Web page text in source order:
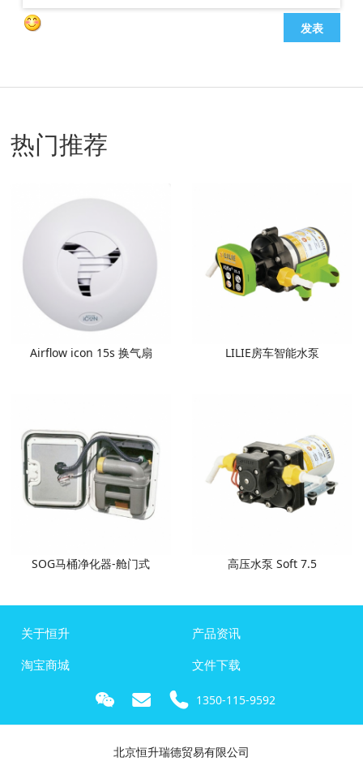
发表
热门推荐
Airflow icon 15s 换气扇 LILIE房车智能水泵
SOG马桶净化器-舱门式 高压水泵 Soft 7.5
关于恒升
产品资讯
淘宝商城
文件下载
1350-115-9592
北京恒升瑞德贸易有限公司